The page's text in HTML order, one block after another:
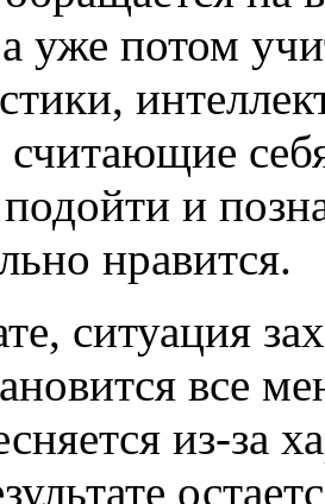
уже потом
и
нравится.
ситуация
все
из-за